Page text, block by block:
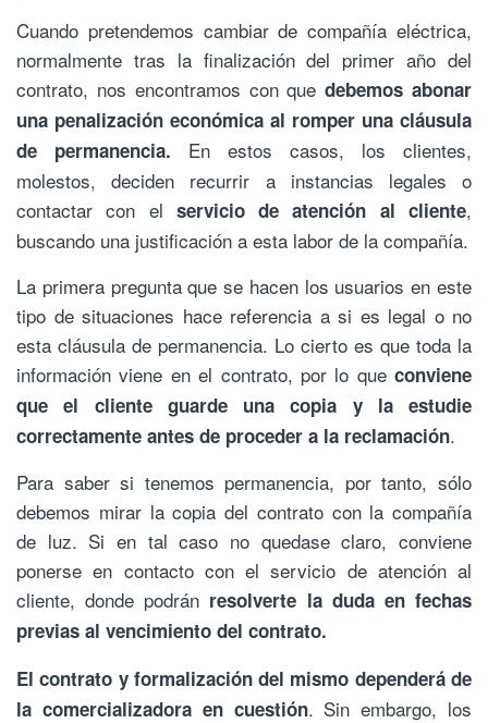
Cuando pretendemos cambiar de compañía eléctrica,
normalmente tras la finalización del primer año del
contrato, nos encontramos con quedebemos abonar
una penalización económica al romper una cláusula
de permanencia. En estos casos, los clientes,
molestos, deciden recurrir a instancias legales o
contactar con el servicio de atención al cliente,
buscando una justificación a esta labor de la compañía.
La primera pregunta que se hacen los usuarios en este
tipo de situaciones hace referencia a si es legal o no
esta cláusula de permanencia. Lo cierto es que toda la
información viene en el contrato, por lo queconviene
que el cliente guarde una copia y la estudie
correctamente antes de proceder a la reclamación.
Para saber si tenemos permanencia, por tanto, sólo
debemos mirar la copia del contrato con la compañía
de luz. Si en tal caso no quedase claro, conviene
ponerse en contacto con el servicio de atención al
cliente, donde podrán resolverte la duda en fechas
previas al vencimiento del contrato.
El contrato y formalización del mismo dependerá de
la comercializadora en cuestión. Sin embargo, los